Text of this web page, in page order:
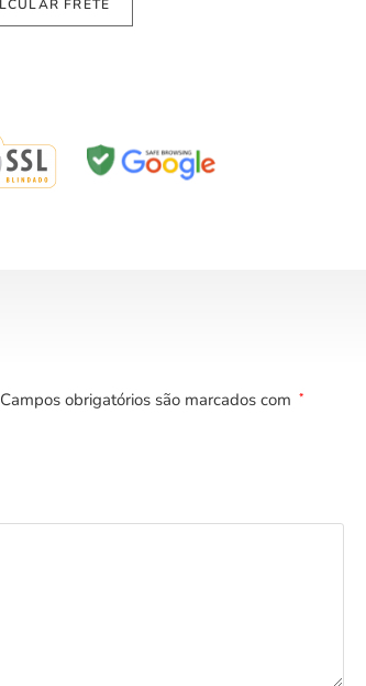
Campos obrigatórios são marcados com *